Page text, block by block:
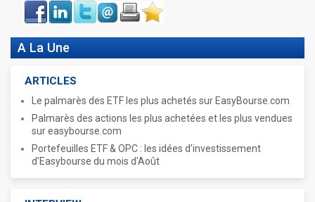
Face
book
LinkIn Twitter Envoyer ImprimerFavoris
A La Une
ARTICLES
Le palmarès des ETF les plus achetés sur EasyBourse.com
Palmarès des actions les plus achetées et les plus vendues
sur easybourse.com
Portefeuilles ETF & OPC : les idées d'investissement
d'Easybourse du mois d'Août